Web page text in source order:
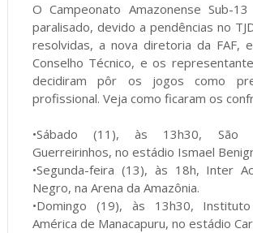
O Campeonato Amazonense Sub-
paralisado, devido a pendências no
resolvidas, a nova diretoria da FAF,
Conselho Técnico, e os
decidiram pôr os jogos como
profissional. Veja como ficaram os
•Sábado (11), às 13h30, São
Guerreirinhos, no estádio Ismael
•Segunda-feira (13), às 18h, Inter
Negro, na Arena da Amazônia.
•Domingo (19), às 13h30,
América de Manacapuru, no estádio